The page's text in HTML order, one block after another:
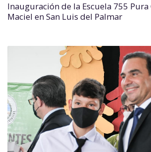
Inauguración de la Escuela 755 Pura
Maciel en San Luis del Palmar